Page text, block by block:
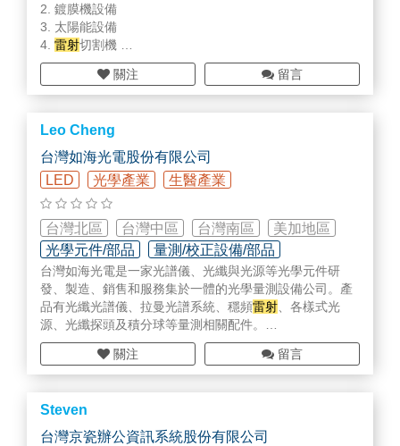
2. 鍍膜機設備
3. 太陽能設備
4. 雷射切割機
5. PUMP維修
6. 設備維修
7. 耗材
8. 大數據與智慧工廠相關解決方案
關注 留言
Leo Cheng
台灣如海光電股份有限公司
LED
光學產業 生醫產業
台灣北區 台灣中區 台灣南區
美加地區
光學元件/部品
量測/校正設備/部品
檢測/監測設備/部品
台灣如海光電是一家光譜儀、光纖與光源等光學元件研
發、製造、銷售和服務集於一體的光學量測設備公司。產
品有光纖光譜儀、拉曼光譜系統、穩頻雷射、各樣式光
源、光纖探頭及積分球等量測相關配件。
本公司致力於提供專業的拉曼核心元件、光譜軟體演算
法、系統整合、特殊定製、拉曼光譜儀及光學解決方案，
亦專注於製作光譜儀與光源並應用發展光學量測如穿透率/
吸收率/反射率量測、LED顏色檢測、光學膜厚量測、拉曼
檢測。
關注 留言
Steven
台灣京瓷辦公資訊系統股份有限公司